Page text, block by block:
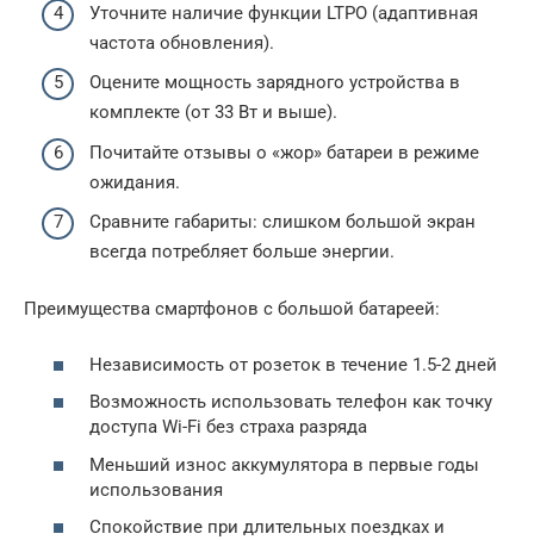
Уточните наличие функции LTPO (адаптивная
частота обновления).
Оцените мощность зарядного устройства в
комплекте (от 33 Вт и выше).
Почитайте отзывы о «жор» батареи в режиме
ожидания.
Сравните габариты: слишком большой экран
всегда потребляет больше энергии.
Преимущества смартфонов с большой батареей:
Независимость от розеток в течение 1.5-2 дней
Возможность использовать телефон как точку
доступа Wi-Fi без страха разряда
Меньший износ аккумулятора в первые годы
использования
Спокойствие при длительных поездках и